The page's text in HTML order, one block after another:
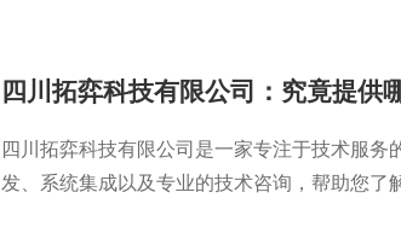
四川拓弈科技有限公司：究竟提供
四川拓弈科技有限公司是一家专注于技术服
发、系统集成以及专业的技术咨询，帮助您了